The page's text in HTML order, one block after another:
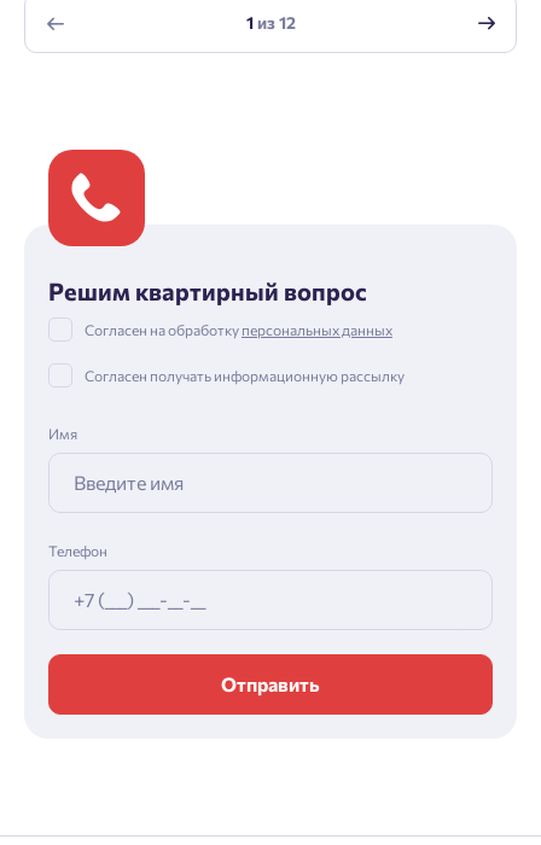
1из12
Решим квартирный вопрос
Согласен на обработку персональных данных
Согласен получать информационную рассылку
Имя
Телефон
Отправить